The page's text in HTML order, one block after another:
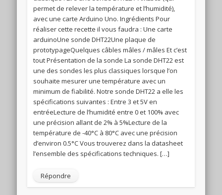
permet de relever la température et l’humidité),
avec une carte Arduino Uno. Ingrédients Pour
réaliser cette recette il vous faudra : Une carte
arduinoUne sonde DHT22Une plaque de
prototypageQuelques câbles mâles / mâles Et c’est
tout Présentation de la sonde La sonde DHT22 est
une des sondes les plus classiques lorsque l’on
souhaite mesurer une température avec un
minimum de fiabilité. Notre sonde DHT22 a elle les
spécifications suivantes : Entre 3 et 5V en
entréeLecture de l’humidité entre 0 et 100% avec
une précision allant de 2% à 5%Lecture de la
température de -40°C à 80°C avec une précision
d’environ 0.5°C Vous trouverez dans la datasheet
l’ensemble des spécifications techniques. […]
Répondre